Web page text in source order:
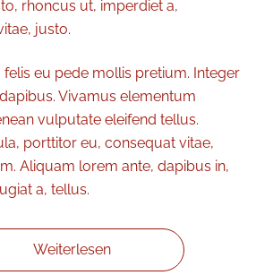
rhoncus ut, imperdiet a,
justo.
eu pede mollis pretium. Integer
Vivamus elementum
vulputate eleifend tellus.
porttitor eu, consequat vitae,
Aliquam lorem ante, dapibus in,
a, tellus.
Weiterlesen